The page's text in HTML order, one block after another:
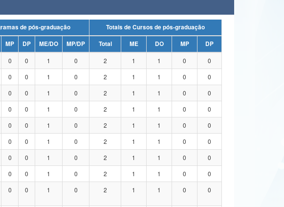
Total de Programas de pós-graduação
Totais de Cursos de pós-graduação
MP DP ME/DO MP/DP Total ME DO MP
DP
0 0 1 0 2 1 1 0
0
0 0 1 0 2 1 1 0
0
0 0 1 0 2 1 1 0
0
0 0 1 0 2 1 1 0
0
0 0 1 0 2 1 1 0
0
0 0 1 0 2 1 1 0
0
0 0 1 0 2 1 1 0
0
0 0 1 0 2 1 1 0
0
0 0 1 0 2 1 1 0 0